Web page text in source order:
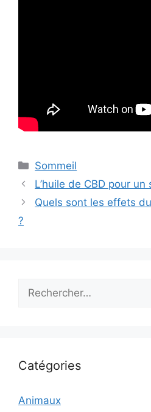
Catégories
Sommeil
L’huile de CBD pour
Quels sont les effets
?
Rechercher :
Catégories
Animaux